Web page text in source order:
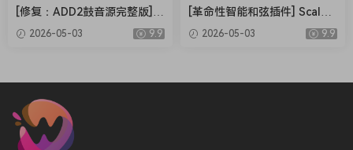
[修复：ADD2鼓音源完整版] X
LN Audio Addictive Drums 2
Complete v2.9.0.4 FIXED ON
2026-05-03 9.9
[革命性智能和弦插件] Scaler
Music Scaler 3 v3.2.2 Regge
d-HCiSO [MacOSX]（1.45G
2026-05-03 9.9